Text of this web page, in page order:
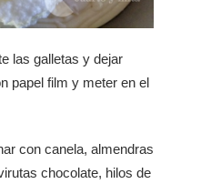
las galletas y dejar
papel film y meter en el
con canela, almendras
chocolate, hilos de